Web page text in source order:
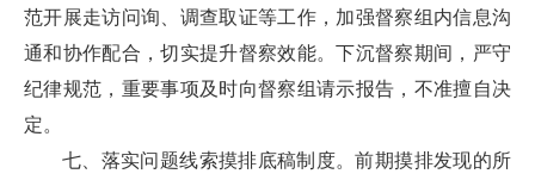
范开展走访问询、调查取证等工作，加强督察组内信息沟
通和协作配合，切实提升督察效能。下沉督察期间，严守
纪律规范，重要事项及时向督察组请示报告，不准擅自决
定。
七、落实问题线索摸排底稿制度。前期摸排发现的所